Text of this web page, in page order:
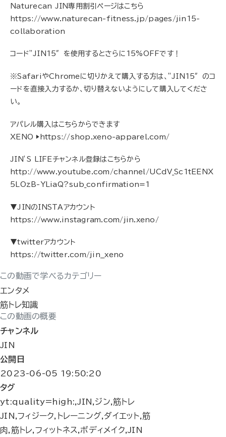
Naturecan JIN専用割引ページはこちら
https://www.naturecan-fitness.jp/pages/jin15-
collaboration
コード”JIN15″を使用するとさらに15%OFFです！
※SafariやChromeに切りかえて購入する方は、”JIN15″のコ
ードを直接入力するか、切り替えないようにして購入してくださ
い。
アパレル購入はこちらからできます
XENO ▶︎https://shop.xeno-apparel.com/
JIN’S LIFEチャンネル登録はこちらから
http://www.youtube.com/channel/UCdV_Sc1tEENX
5LOzB-YLiaQ?sub_confirmation=1
▼JINのINSTAアカウント
https://www.instagram.com/jin.xeno/
▼twitterアカウント
https://twitter.com/jin__xeno
この動画で学べるカテゴリー
エンタメ
筋トレ知識
この動画の概要
チャンネル
JIN
公開日
2023-06-05 19:50:20
タグ
yt:quality=high:,JIN,ジン,筋トレ
JIN,フィジーク,トレーニング,ダイエット,筋
肉,筋トレ,フィットネス,ボディメイク,JIN